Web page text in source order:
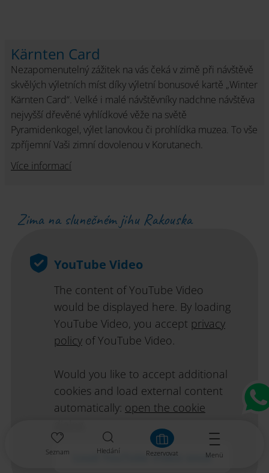
Seznam Hledání Rezervovat Menü
Kärnten Card
Nezapomenutelný zážitek na vás čeká v zimě při návštěvě
skvělých výletních míst díky výletní bonusové kartě „Winter
Kärnten Card“. Velké i malé návštěvníky nadchne návštěva
nejvyšší dřevěné vyhlídkové věže na světě
Pyramidenkogel, výlet lanovkou či prohlídka muzea. To vše
zpříjemní Vaši zimní dovolenou v Korutanech.
Více informací
Zima na slunečném jihu Rakouska
YouTube Video
The content of YouTube Video
would be displayed here. By loading
YouTube Video, you accept privacy
policy of YouTube Video.
Would you like to accept additional
cookies and load external content
automatically: open the cookie
Load YouTube Video once